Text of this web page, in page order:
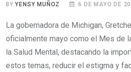
BYYENSY MUÑOZ 6 DE MAYO DE
La gobernadora de Michigan,
oficialmente mayo como el Mes de
la Salud Mental, destacando la
estos temas, reducir el estigma y